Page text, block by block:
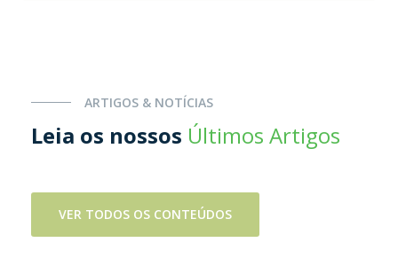
ARTIGOS & NOTÍCIAS
Leia os nossos Últimos Artigos
VER TODOS OS CONTEÚDOS